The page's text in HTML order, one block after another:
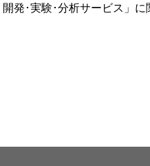
･実験･分析サービス」に